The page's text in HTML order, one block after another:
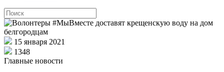
15 января 2021
1348
Главные новости